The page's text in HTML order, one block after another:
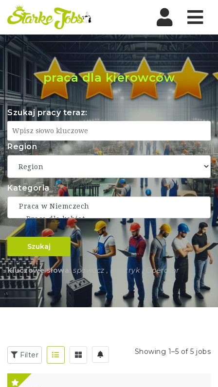
praca dla kierowców
Szukaj pracy teraz:
Region
Kategoria
Szukaj
Kluczowe słowa: spawacz , elektryk , Operator
Filter Showing 1–5 of 5 jobs